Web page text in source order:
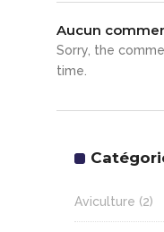
Aucun
Sorry, the
time.
Aviculture (2)